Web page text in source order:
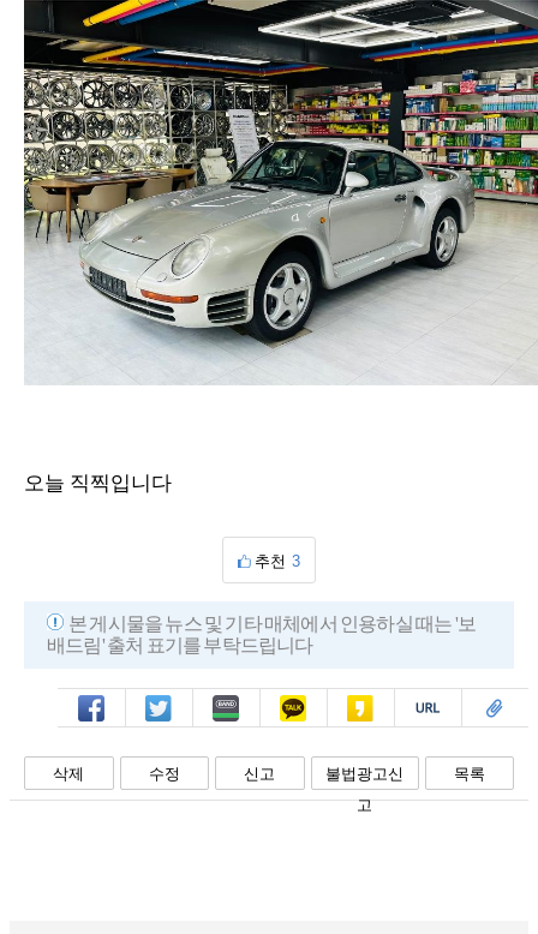
오늘 직찍입니다
추천 3
본 게시물을 뉴스 및 기타 매체에서 인용하실 때는 '보
배드림' 출처 표기를 부탁드립니다
페북 트윗 밴드 카톡 카스 복사 스크랩
삭제 수정 신고
불법광고신
고
목록